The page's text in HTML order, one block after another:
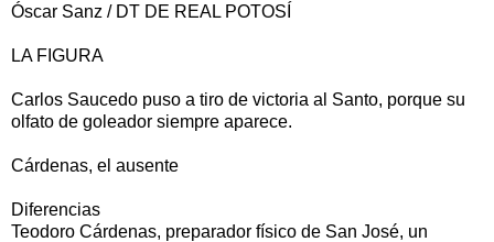
Óscar Sanz / DT DE REAL POTOSÍ
LA FIGURA
Carlos Saucedo puso a tiro de victoria al Santo, porque su
olfato de goleador siempre aparece.
Cárdenas, el ausente
Diferencias
Teodoro Cárdenas, preparador físico de San José, un